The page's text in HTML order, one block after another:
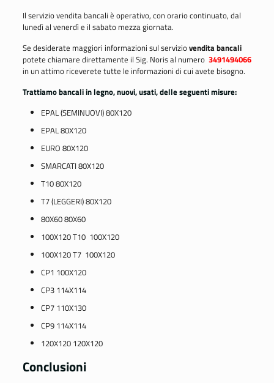
Il servizio vendita bancali è operativo, con orario continuato, dal
lunedì al venerdì e il sabato mezza giornata.
Se desiderate maggiori informazioni sul serviziovendita bancali
potete chiamare direttamente il Sig. Noris al numero 3491494066
in un attimo riceverete tutte le informazioni di cui avete bisogno.
Trattiamo bancali in legno, nuovi, usati, delle seguenti misure:
EPAL (SEMINUOVI) 80X120
EPAL 80X120
EURO 80X120
SMARCATI 80X120
T10 80X120
T7 (LEGGERI) 80X120
80X60 80X60
100X120 T10 100X120
100X120 T7 100X120
CP1 100X120
CP3 114X114
CP7 110X130
CP9 114X114
120X120 120X120
Conclusioni